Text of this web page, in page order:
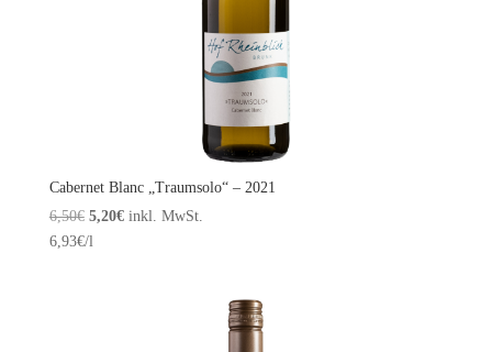
Cabernet Blanc „Traumsolo“ – 2021
6,50€ Ursprünglicher
Preis
5,20€Aktueller
inkl. MwSt.
6,93€/l